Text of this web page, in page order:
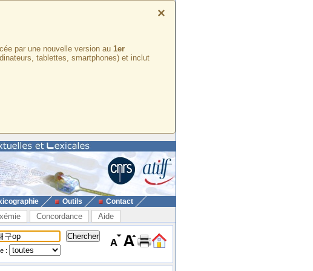
×
par une nouvelle version au 1er
tablettes, smartphones) et inclut
Outils Contact
Concordance Aide
: